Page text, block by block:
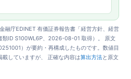
融庁EDINET 有価証券報告書「経営方針、経営
類ID S100WL6P、2026-08-01 取得）。 原文
）が要約・再構成したものです。数値目
していますが、 正確な内容は算出方法と原文